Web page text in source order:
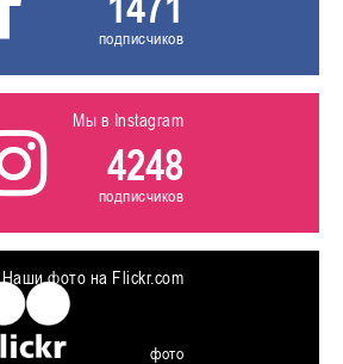
подписчиков
Мы в Instagram
4248
подписчиков
Наши фото на Flickr.com
фото